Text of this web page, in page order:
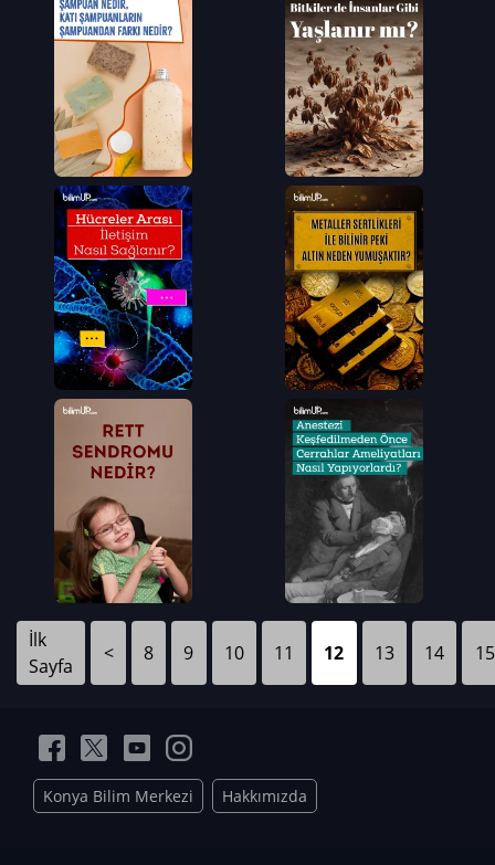
İlk
Sayfa
< 8 9 10 11 12 13 14 15
Konya Bilim Merkezi Hakkımızda